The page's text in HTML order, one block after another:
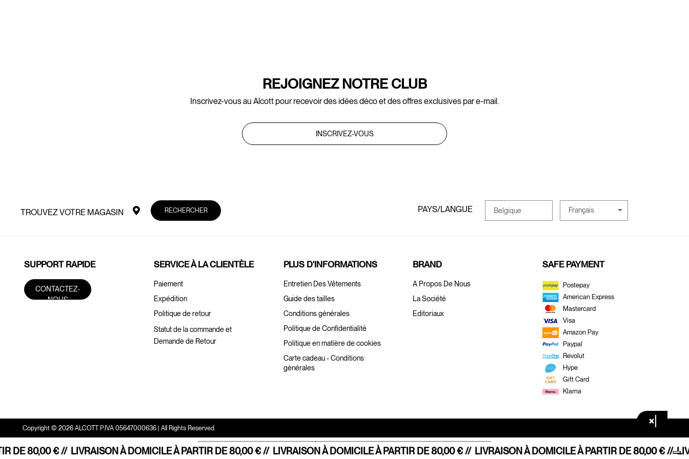
DE 80,00 € //LIVRAISON À DOMICILE À PARTIR DE 80,00 € //LIVRAISON À DOMICILE À PARTIR DE 80,00 € //LIVRAISON À DOMICILE À PARTIR DE 80,00 € //
REJOIGNEZ NOTRE CLUB
Inscrivez-vous au Alcott pour recevoir des idées déco et des offres exclusives par e-mail.
INSCRIVEZ-VOUS
TROUVEZ VOTRE MAGASIN RECHERCHER PAYS/LANGUE Belgique Français
SUPPORT RAPIDE
CONTACTEZ-
NOUS
SERVICE À LA CLIENTÈLE
Paiement
Expédition
Politique de retour
Statut de la commande et
Demande de Retour
PLUS D'INFORMATIONS
Entretien Des Vêtements
Guide des tailles
Conditions générales
Politique de Confidentialitè
Politique en matière de cookies
Carte cadeau - Conditions
générales
BRAND
A Propos De Nous
La Société
Editoriaux
SAFE PAYMENT
Postepay
American Express
Mastercard
Visa
Amazon Pay
Paypal
Revolut
Hype
Gift Card
Klarna
Copyright © 2026 ALCOTT P.IVA 05647000636 | All Rights Reserved.
×
Notification lors de la collecte Vos choix en matière de confidentialité